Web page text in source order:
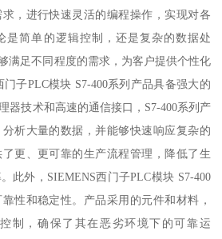
，进行快速灵活的编程操作，实现对各
是简单的逻辑控制，还是复杂的数据处
满足不同程度的需求，为客户提供个性化
子PLC模块 S7-400系列产品具备强大的
器技术和高速的通信接口，S7-400系列产
析大量的数据，并能够快速响应复杂的
更、更可靠的生产流程管理，降低了生
此外，SIEMENS西门子PLC模块 S7-400
性和稳定性。产品采用的元件和材料，
制，确保了其在恶劣环境下的可靠运